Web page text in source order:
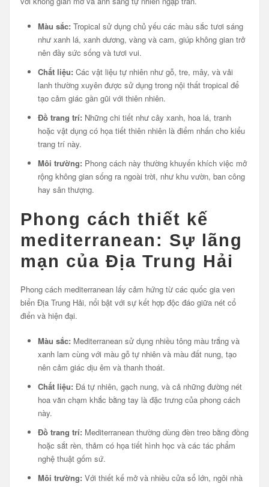
Màu sắc: Tropical sử dụng chủ yếu các màu sắc tươi sáng
như xanh lá, xanh dương, vàng và cam, giúp không gian trở
nên đầy sức sống và tươi vui.
Chất liệu: Các vật liệu tự nhiên như gỗ, tre, mây, và vải
lanh thường xuyên được sử dụng trong nội thất tropical để
tạo cảm giác gần gũi với thiên nhiên.
Đồ trang trí: Những chi tiết như cây xanh, hoa lá, tranh
hoặc vật dụng có họa tiết thiên nhiên là điểm nhấn cho kiểu
trang trí này.
Môi trường: Phong cách này thường khuyến khích việc mở
rộng không gian sống ra ngoài trời, như khu vườn, ban công
hay sân thượng.
Phong cách thiết kế
mediterranean: Sự lãng
mạn của Địa Trung Hải
Phong cách mediterranean lấy cảm hứng từ các quốc gia ven
biển Địa Trung Hải, nổi bật với sự kết hợp độc đáo giữa nét cổ
điển và hiện đại.
Màu sắc: Mediterranean sử dụng nhiều tông màu trắng và
xanh lam cùng với màu gỗ tự nhiên và màu đất nung, tạo
nên cảm giác dịu êm và thanh thoát.
Chất liệu: Đá tự nhiên, gạch nung, và cả những đường nét
hoa văn chạm khắc bằng tay là đặc trưng của phong cách
này.
Đồ trang trí: Mediterranean thường dùng đèn treo bằng đồng
hoặc sắt rèn, thảm có họa tiết hình học và các tác phẩm
nghệ thuật gốm sứ.
Môi trường: Với thiết kế mở và nhiều cửa sổ lớn, ngôi nhà